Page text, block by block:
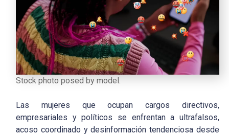
Stock photo posed by model.
Las mujeres que ocupan cargos directivos,
empresariales y políticos se enfrentan a ultrafalsos,
acoso coordinado y desinformación tendenciosa desde